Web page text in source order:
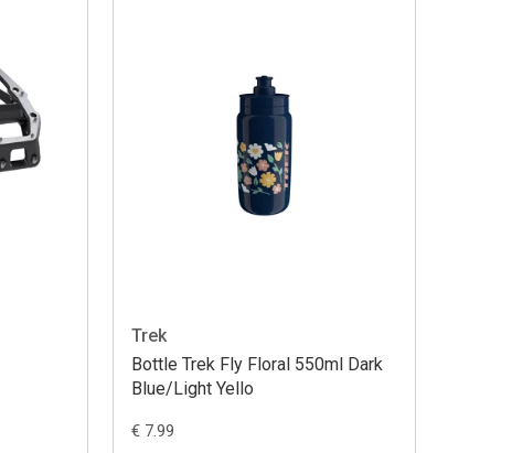
Trek
Bottle Trek Fly Floral 550ml Dark
Blue/Light Yello
€ 7.99